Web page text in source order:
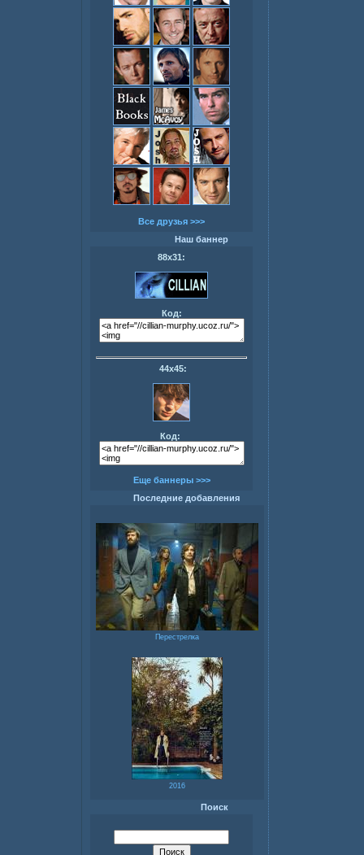
Все друзья >>>
Наш баннер
88х31:
Код:
44х45:
Код:
Еще баннеры >>>
Последние добавления
Перестрелка
2016
Поиск